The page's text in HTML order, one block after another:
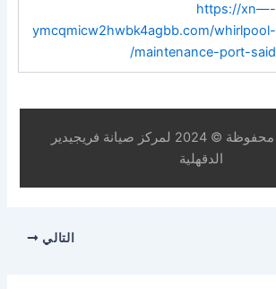
https://xn—-
ymcqmicw2hwbk4agbb.com/whirlpool-
maintenance-port-said/
جميع الحقوق محفوظة © 2024 لمركز صيانة فريجيدير
الدقهلية
التالي